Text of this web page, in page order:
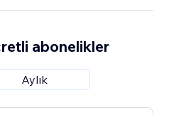
abonelikler
Aylık